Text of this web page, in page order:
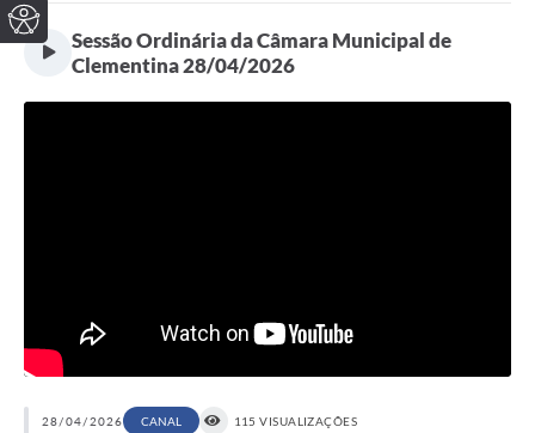
Sessão Ordinária da Câmara Municipal de
Clementina 28/04/2026
28/04/2026 CANAL 115 VISUALIZAÇÕES